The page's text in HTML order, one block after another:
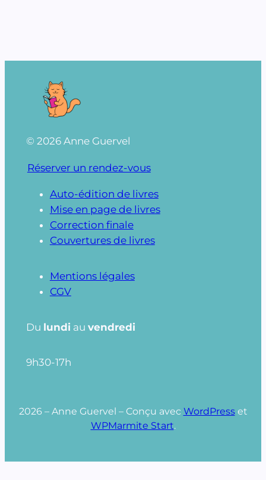
© 2026 Anne Guervel
Réserver un rendez-vous
Auto-édition de livres
Mise en page de livres
Correction finale
Couvertures de livres
Mentions légales
CGV
Du lundi au vendredi
9h30-17h
2026 – Anne Guervel – Conçu avec WordPresset
WPMarmite Start.